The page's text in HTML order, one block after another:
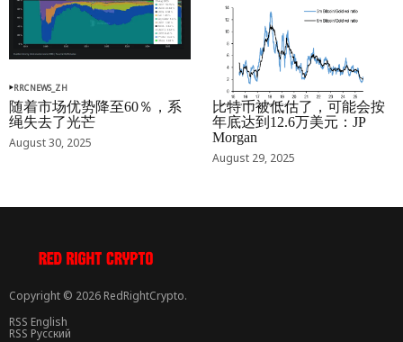
RRCNEWS_ZH
随着市场优势降至60％，系
绳失去了光芒
August 30, 2025
RRCNEWS_ZH
比特币被低估了，可能会按
年底达到12.6万美元：JP
Morgan
August 29, 2025
Copyright © 2026 RedRightCrypto.
RSS English
RSS Русский